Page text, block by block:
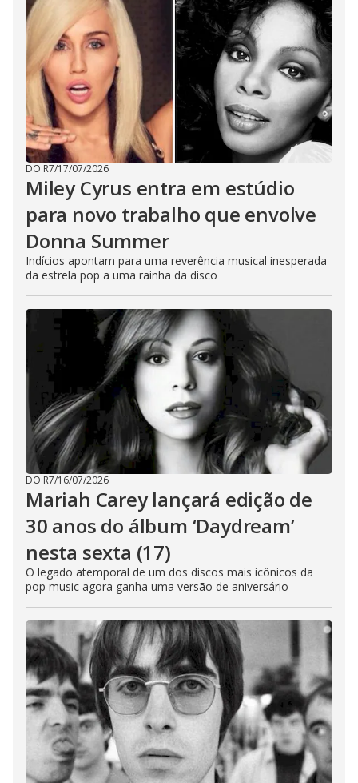
DO R7/17/07/2026
Miley Cyrus entra em estúdio
para novo trabalho que envolve
Donna Summer
Indícios apontam para uma reverência musical inesperada
da estrela pop a uma rainha da disco
DO R7/16/07/2026
Mariah Carey lançará edição de
30 anos do álbum ‘Daydream’
nesta sexta (17)
O legado atemporal de um dos discos mais icônicos da
pop music agora ganha uma versão de aniversário